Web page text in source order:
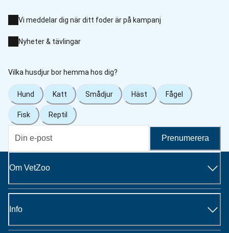
Vi meddelar dig när ditt foder är på kampanj
Nyheter & tävlingar
Vilka husdjur bor hemma hos dig?
Hund Katt Smådjur Häst Fågel
Fisk Reptil
Prenumerera
Om VetZoo
Info